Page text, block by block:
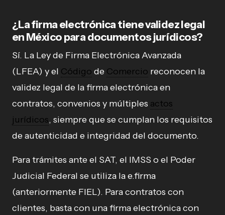
¿La firma electrónica tiene validez legal
en México para documentos jurídicos?
Sí. La Ley de Firma Electrónica Avanzada
(LFEA) y el Código de Comercio reconocen la
validez legal de la firma electrónica en
contratos, convenios y múltiples actos
jurídicos, siempre que se cumplan los requisitos
de autenticidad e integridad del documento.
Para trámites ante el SAT, el IMSS o el Poder
Judicial Federal se utiliza la e.firma
(anteriormente FIEL). Para contratos con
clientes, basta con una firma electrónica con